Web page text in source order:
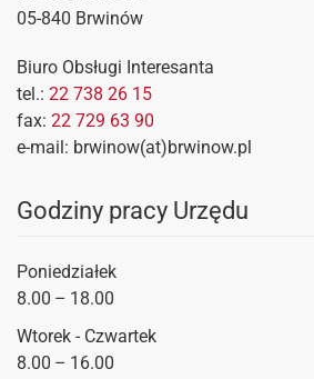
05-840 Brwinów
Biuro Obsługi Interesanta
tel.: 22 738 26 15
fax: 22 729 63 90
e-mail: brwinow(at)brwinow.pl
Godziny pracy Urzędu
Poniedziałek
8.00 – 18.00
Wtorek - Czwartek
8.00 – 16.00